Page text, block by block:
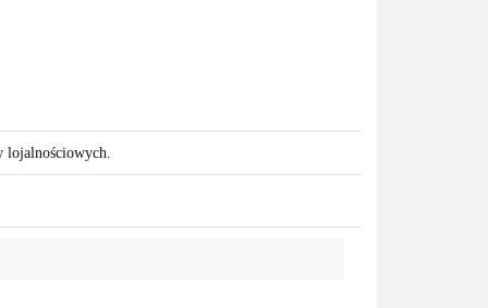
lojalnościowych.